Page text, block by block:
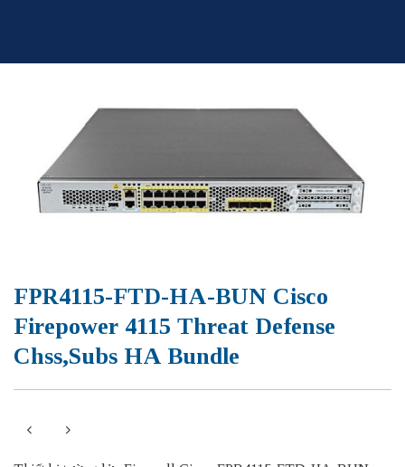
FPR4115-FTD-HA-BUN Cisco
Firepower 4115 Threat Defense
Chss,Subs HA Bundle